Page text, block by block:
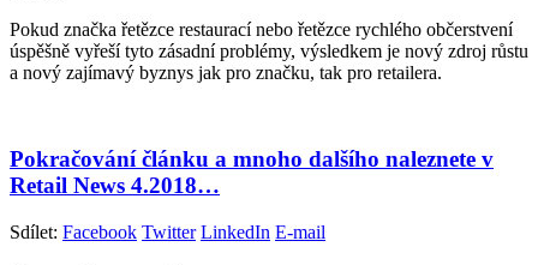
Pokud značka řetězce restaurací nebo řetězce rychlého občerstvení
úspěšně vyřeší tyto zásadní problémy, výsledkem je nový zdroj růstu
a nový zajímavý byznys jak pro značku, tak pro retailera.
Pokračování článku a mnoho dalšího naleznete v
Retail News 4.2018…
Sdílet: Facebook Twitter LinkedIn E-mail